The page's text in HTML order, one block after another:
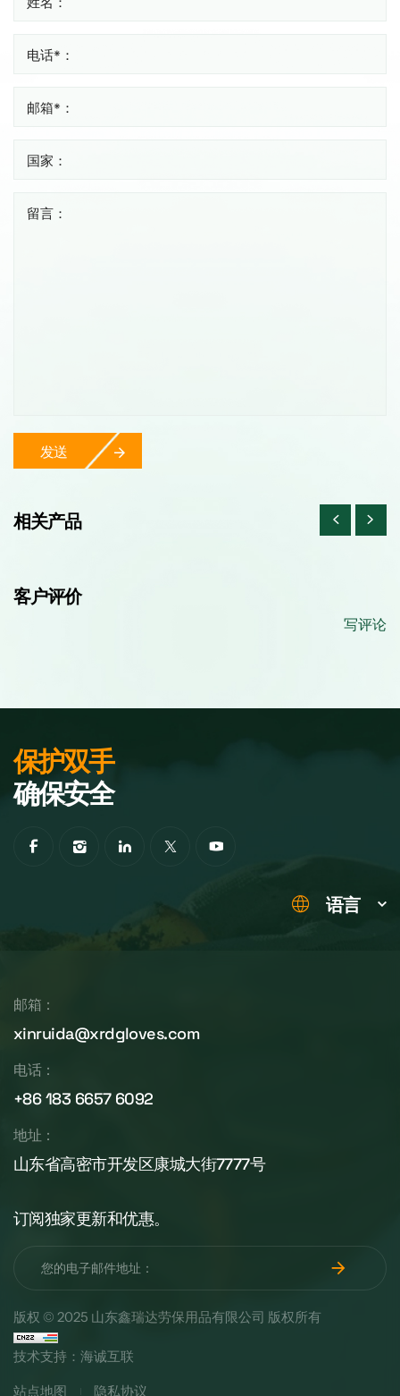
电话*：
邮箱*：
国家：
留言：
发送
相关产品
客户评价
写评论
保护双手
确保安全
语言
邮箱：
xinruida@xrdgloves.com
电话：
+86 183 6657 6092
地址：
山东省高密市开发区康城大街7777号
订阅独家更新和优惠。
版权 © 2025 山东鑫瑞达劳保用品有限公司 版权所有
技术支持：海诚互联
站点地图 隐私协议